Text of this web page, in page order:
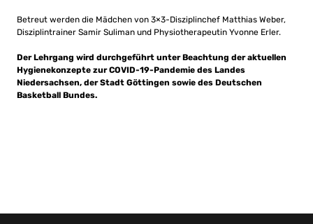
Betreut werden die Mädchen von 3×3-Disziplinchef Matthias Weber,
Disziplintrainer Samir Suliman und Physiotherapeutin Yvonne Erler.
Der Lehrgang wird durchgeführt unter Beachtung der aktuellen
Hygienekonzepte zur COVID-19-Pandemie des Landes
Niedersachsen, der Stadt Göttingen sowie des Deutschen
Basketball Bundes.